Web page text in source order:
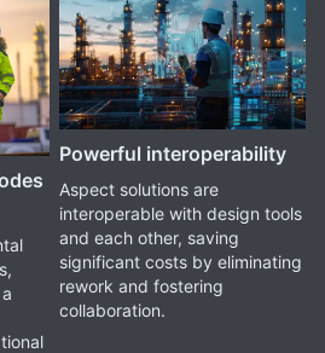
Powerful interoperability
Aspect solutions are
interoperable with design tools
and each other, saving
significant costs by eliminating
rework and fostering
collaboration.